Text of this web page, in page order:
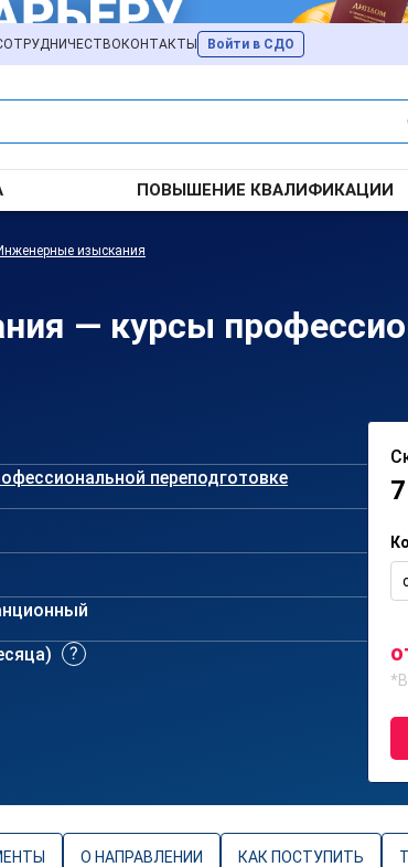
КОНТАКТЫ Войти в СДО
ПОВЫШЕНИЕ КВАЛИФИКАЦИИ
изыскания
— курсы
переподготовке
О НАПРАВЛЕНИИ КАК ПОСТУПИТЬ